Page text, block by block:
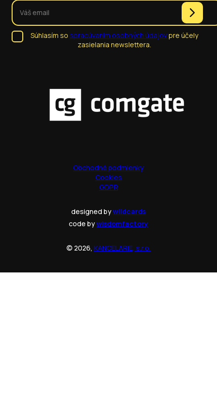
Súhlasím so spracúvaním osobných údajovpre účely
zasielania newslettera.
Obchodné podmienky
Cookies
GDPR
designed bywildcards
code bywisdomfactory
© 2026, KANCELARIE, s.r.o.